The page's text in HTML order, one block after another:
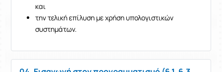
και
την τελική επίλυση με χρήση υπολογιστικών
συστημάτων.